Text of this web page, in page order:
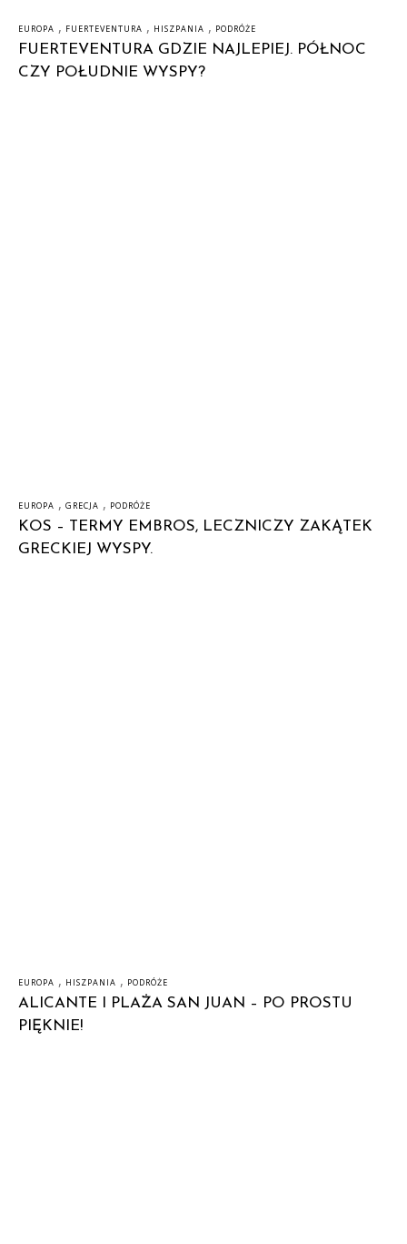
EUROPA , FUERTEVENTURA , HISZPANIA , PODRÓŻE
FUERTEVENTURA GDZIE NAJLEPIEJ. PÓŁNOC
CZY POŁUDNIE WYSPY?
EUROPA , GRECJA , PODRÓŻE
KOS – TERMY EMBROS, LECZNICZY ZAKĄTEK
GRECKIEJ WYSPY.
EUROPA , HISZPANIA , PODRÓŻE
ALICANTE I PLAŻA SAN JUAN – PO PROSTU
PIĘKNIE!